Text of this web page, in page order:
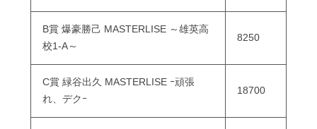
B賞 爆豪勝己 MASTERLISE ～雄英高
校1-A～
8250
C賞 緑谷出久 MASTERLISE ｰ頑張
れ、デクｰ
18700